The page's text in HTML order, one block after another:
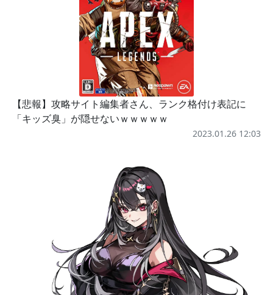
【悲報】攻略サイト編集者さん、ランク格付け表記に
「キッズ臭」が隠せないｗｗｗｗｗ
2023.01.26 12:03